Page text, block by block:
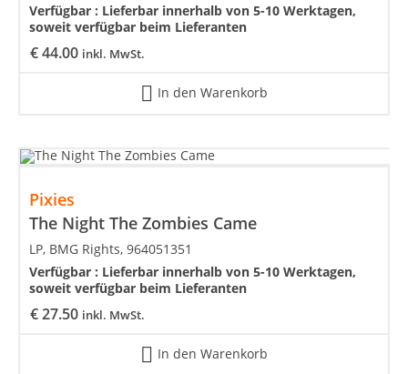
€44.00 inkl. MwSt.
Verfügbar : Lieferbar innerhalb von 5-10 Werktagen,
soweit verfügbar beim Lieferanten
In den Warenkorb
Pixies
The Night The Zombies Came
€27.50 inkl. MwSt.
LP, BMG Rights, 964051351
Verfügbar : Lieferbar innerhalb von 5-10 Werktagen,
soweit verfügbar beim Lieferanten
In den Warenkorb